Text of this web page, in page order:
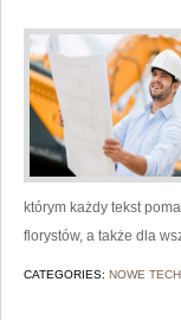
którym każdy tekst
florystów, a także dla
CATEGORIES: NOWE